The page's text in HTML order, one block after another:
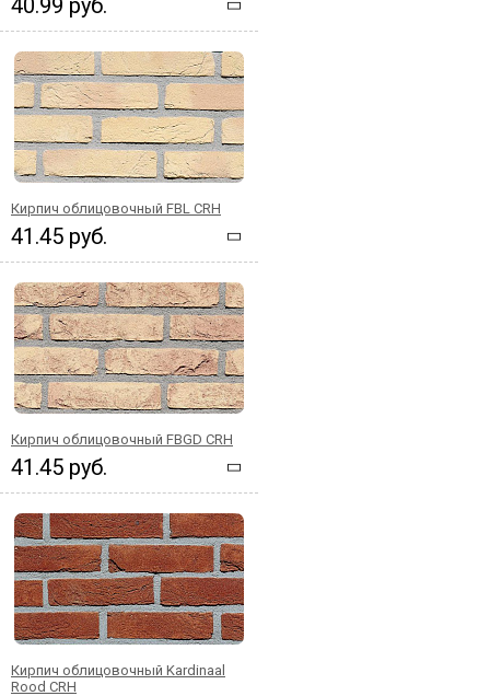
Кирпич облицовочный FBL CRH
41.45 руб.
Кирпич облицовочный FBGD CRH
41.45 руб.
Кирпич облицовочный Kardinaal
Rood CRH